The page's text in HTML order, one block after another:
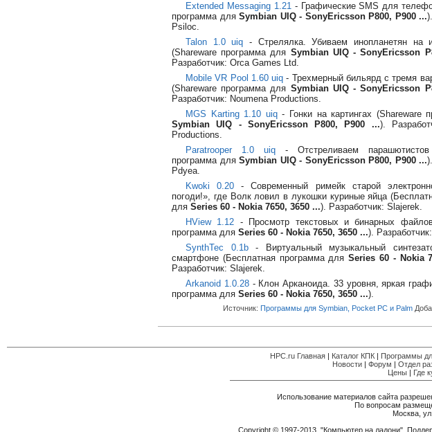
Extended Messaging 1.21- Графические SMS для
программа дляSymbian UIQ - SonyEricsson P800, P900 ...
Psiloc.
Talon 1.0 uiq - Стрелялка. Убиваем инопланетян на
(Shareware программа для Symbian UIQ - SonyEricsson
Разработчик: Orca Games Ltd.
Mobile VR Pool 1.60 uiq - Трехмерный бильярд с тремя
(Shareware программа для Symbian UIQ - SonyEricsson
Разработчик: Noumena Productions.
MGS Karting 1.10 uiq- Гонки на картингах (Shareware
Symbian UIQ - SonyEricsson P800, P900 ...).
Productions.
Paratrooper 1.0 uiq - Отстреливаем парашютистов
программа дляSymbian UIQ - SonyEricsson P800, P900 ...
Pdyea.
Kwoki 0.20 - Современный римейк старой
погоди!», где Волк ловил в лукошки куриные яйца
для Series 60 - Nokia 7650, 3650 ...). Разработчик: Slajerek.
HView 1.12 - Просмотр текстовых и бинарных
программа для Series 60 - Nokia 7650, 3650 ...).
SynthTec 0.1b- Виртуальный музыкальный
смартфоне (Бесплатная программа дляSeries 60 - Nokia
Разработчик: Slajerek.
Arkanoid 1.0.28- Клон Арканоида. 33 уровня, яркая
программа для Series 60 - Nokia 7650, 3650 ...).
Источник: Программы для Symbian, Pocket PC и Palm
HPC.ru Главная Каталог КПК Программы
Новости
Форум Отдел
Цены| Где
Использование материалов сайта
По вопросам
Москва,
Copyright © 1997-2013. "Компьютер на ладони".